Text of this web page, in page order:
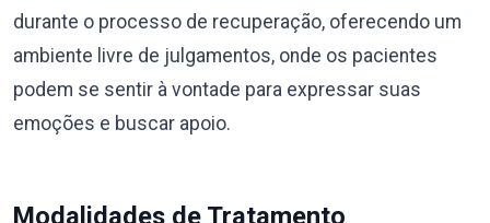
durante o processo de recuperação, oferecendo um
ambiente livre de julgamentos, onde os pacientes
podem se sentir à vontade para expressar suas
emoções e buscar apoio.
Modalidades de Tratamento